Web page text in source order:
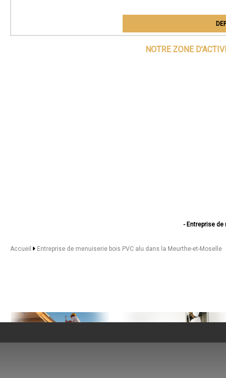
NOTRE ZONE
- Entreprise de
- Entreprise de
- Entreprise de
- Entreprise de
- Entreprise de
Accueil Entreprise de menuiserie bois PVC alu dans la Meurthe-et-Moselle